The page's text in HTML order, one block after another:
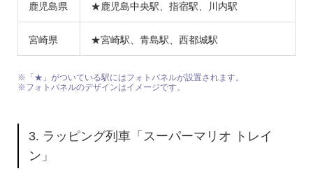
鹿児島県 ★鹿児島中央駅、指宿駅、川内駅
宮崎県 ★宮崎駅、青島駅、西都城駅
※「★」がついている駅にはフォトパネルが設置されます。
※フォトパネルのデザインはイメージです。
3. ラッピング列車「スーパーマリオ トレイ
ン」